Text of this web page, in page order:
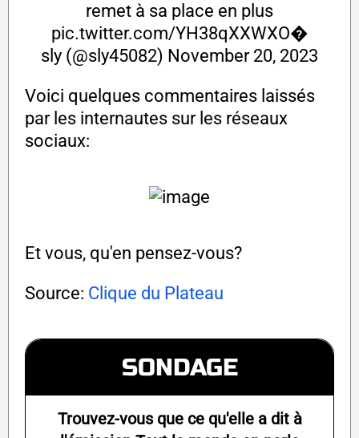
remet à sa place en plus
pic.twitter.com/YH38qXXWXO�
sly (@sly45082) November 20, 2023
Voici quelques commentaires laissés
par les internautes sur les réseaux
sociaux:
Et vous, qu'en pensez-vous?
Source: Clique du Plateau
SONDAGE
Trouvez-vous que ce qu'elle a dit à